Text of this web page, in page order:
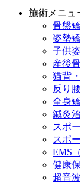
施術メニュ
骨盤
姿勢
子供
産後
猫背
反り
全身
鍼灸
スポ
スポ
EMS
健康
超音